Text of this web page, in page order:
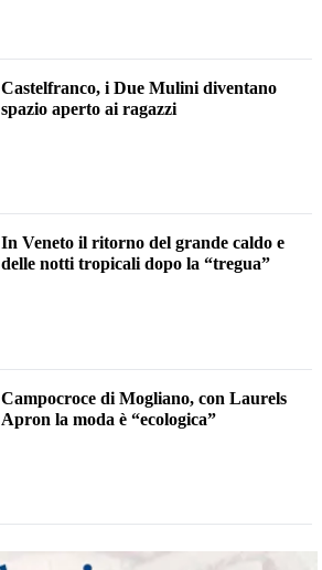
Castelfranco, i Due Mulini diventano
spazio aperto ai ragazzi
In Veneto il ritorno del grande caldo e
delle notti tropicali dopo la “tregua”
Campocroce di Mogliano, con Laurels
Apron la moda è “ecologica”